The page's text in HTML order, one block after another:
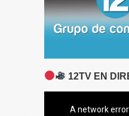
12TV EN
A network